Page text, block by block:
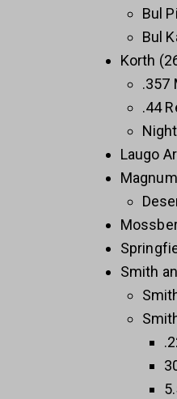
Bul
Bul
Korth
.357
.44
Laugo
Smith